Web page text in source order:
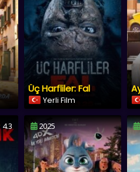
Üç Harfliler: Fal
Yerli Film
4.3 2025